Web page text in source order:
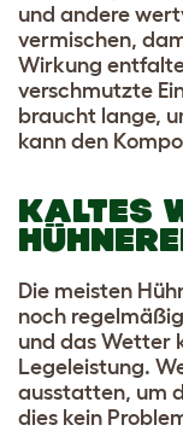
und andere
vermischen,
Wirkung
verschmutzte
braucht lange,
kann den
KALTES
Die meisten
noch
und das Wetter
Legeleistung.
ausstatten, um
dies kein